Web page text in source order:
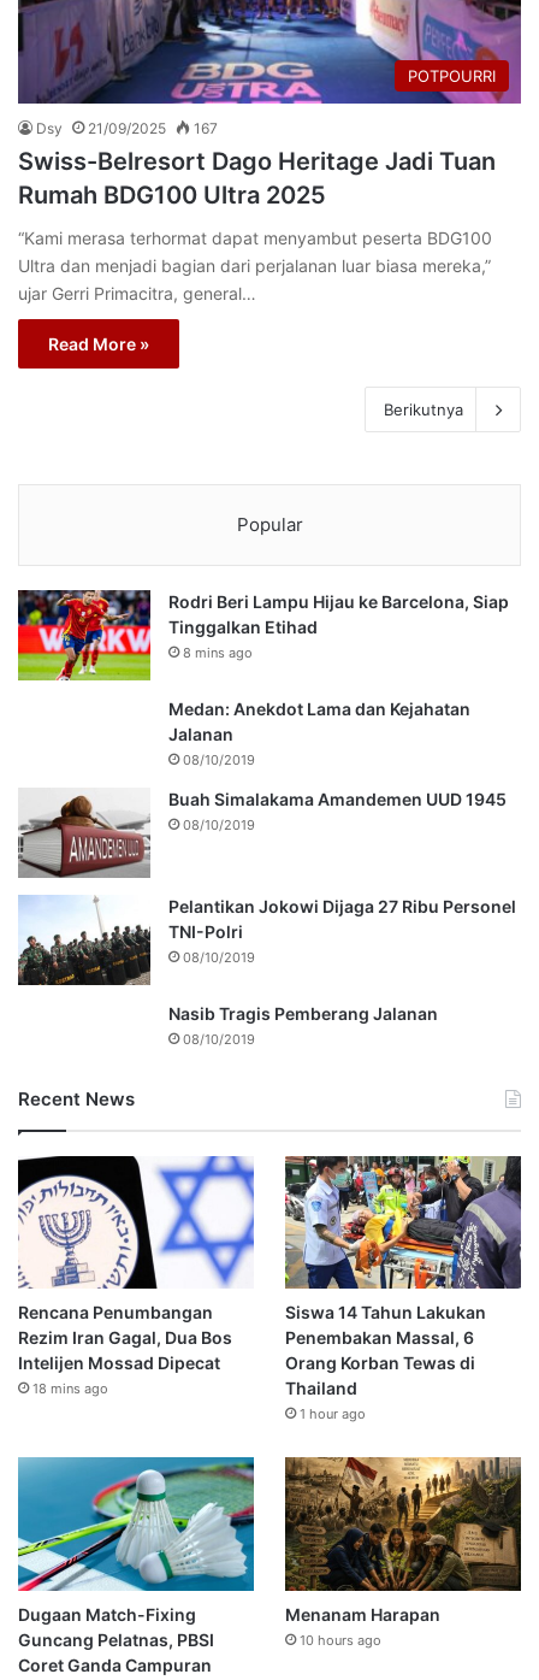
POTPOURRI
Dsy 21/09/2025 167
Swiss-Belresort Dago Heritage Jadi Tuan
Rumah BDG100 Ultra 2025
“Kami merasa terhormat dapat menyambut peserta BDG100
Ultra dan menjadi bagian dari perjalanan luar biasa mereka,”
ujar Gerri Primacitra, general…
Read More »
Berikutnya
Popular
Rodri Beri Lampu Hijau ke Barcelona, Siap
Tinggalkan Etihad
8 mins ago
Medan: Anekdot Lama dan Kejahatan
Jalanan
08/10/2019
Buah Simalakama Amandemen UUD 1945
08/10/2019
Pelantikan Jokowi Dijaga 27 Ribu Personel
TNI-Polri
08/10/2019
Nasib Tragis Pemberang Jalanan
08/10/2019
Recent News
Rencana Penumbangan
Rezim Iran Gagal, Dua Bos
Intelijen Mossad Dipecat
18 mins ago
Siswa 14 Tahun Lakukan
Penembakan Massal, 6
Orang Korban Tewas di
Thailand
1 hour ago
Dugaan Match-Fixing
Guncang Pelatnas, PBSI
Coret Ganda Campuran
Menanam Harapan
10 hours ago